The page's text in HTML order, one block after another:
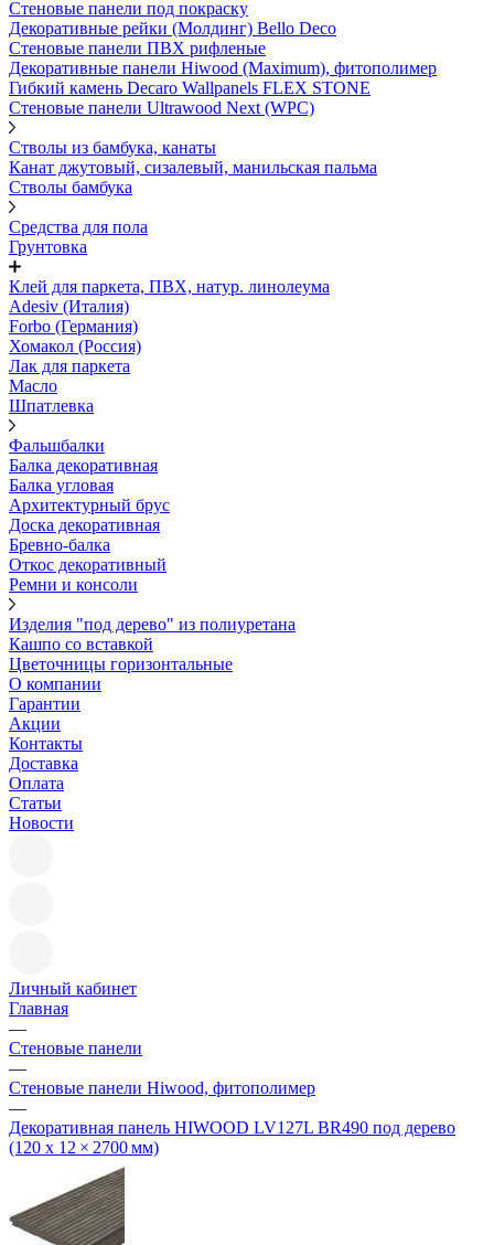
Стеновые панели под покраску
Декоративные рейки (Молдинг) Bello Deco
Стеновые панели ПВХ рифленыe
Декоративные панели Hiwood (Maximum), фитополимер
Гибкий камень Decaro Wallpanels FLEX STONE
Стеновые панели Ultrawood Next (WPC)
Стволы из бамбука, канаты
Канат джутовый, сизалевый, манильская пальма
Стволы бамбука
Средства для пола
Грунтовка
Клей для паркета, ПВХ, натур. линолеума
Adesiv (Италия)
Forbo (Германия)
Хомакол (Россия)
Лак для паркета
Масло
Шпатлевка
Фальшбалки
Балка декоративная
Балка угловая
Архитектурный брус
Доска декоративная
Бревно-балка
Откос декоративный
Ремни и консоли
Изделия "под дерево" из полиуретана
Кашпо со вставкой
Цветочницы горизонтальные
О компании
Гарантии
Акции
Контакты
Доставка
Оплата
Статьи
Новости
Личный кабинет
Главная
—
Стеновые панели
—
Стеновые панели Hiwood, фитополимер
—
Декоративная панель HIWOOD LV127L BR490 под дерево
(120 х 12 × 2700 мм)